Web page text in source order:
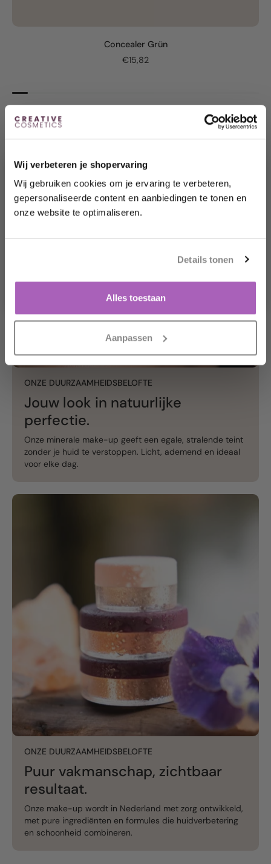
Wij verbeteren je shopervaring
Wij gebruiken cookies om je ervaring te verbeteren,
gepersonaliseerde content en aanbiedingen te tonen en
onze website te optimaliseren.
Details tonen
Alles toestaan
Aanpassen
Concealer Grün
€15,82
ONZE DUURZAAMHEIDSBELOFTE
Jouw look in natuurlijke
perfectie.
Onze minerale make-up geeft een egale, stralende teint
zonder je huid te verstoppen. Licht, ademend en ideaal
voor elke dag.
ONZE DUURZAAMHEIDSBELOFTE
Puur vakmanschap, zichtbaar
resultaat.
Onze make-up wordt in Nederland met zorg ontwikkeld,
met pure ingrediënten en formules die huidverbetering
en schoonheid combineren.
Möchten Sie sofort 10
% Rabatt erhalten?
Schaltfläche unten klickst.